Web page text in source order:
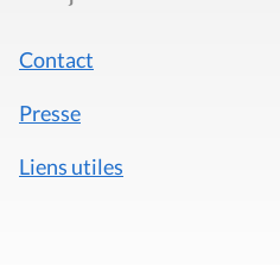
Contact
Presse
Liens utiles